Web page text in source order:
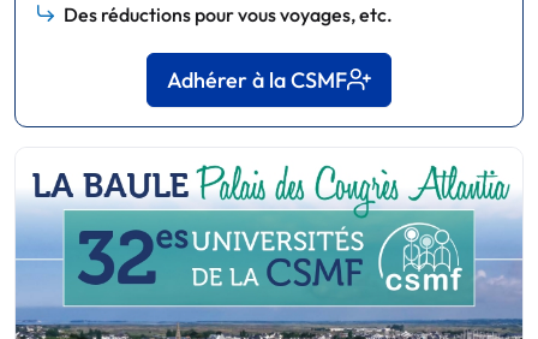
Des réductions pour vous voyages, etc.
Adhérer à la CSMF